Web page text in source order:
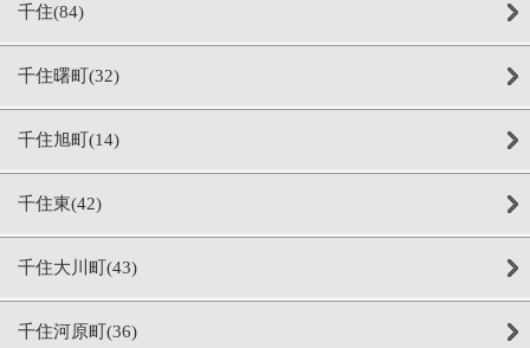
千住(84)
千住曙町(32)
千住旭町(14)
千住東(42)
千住大川町(43)
千住河原町(36)